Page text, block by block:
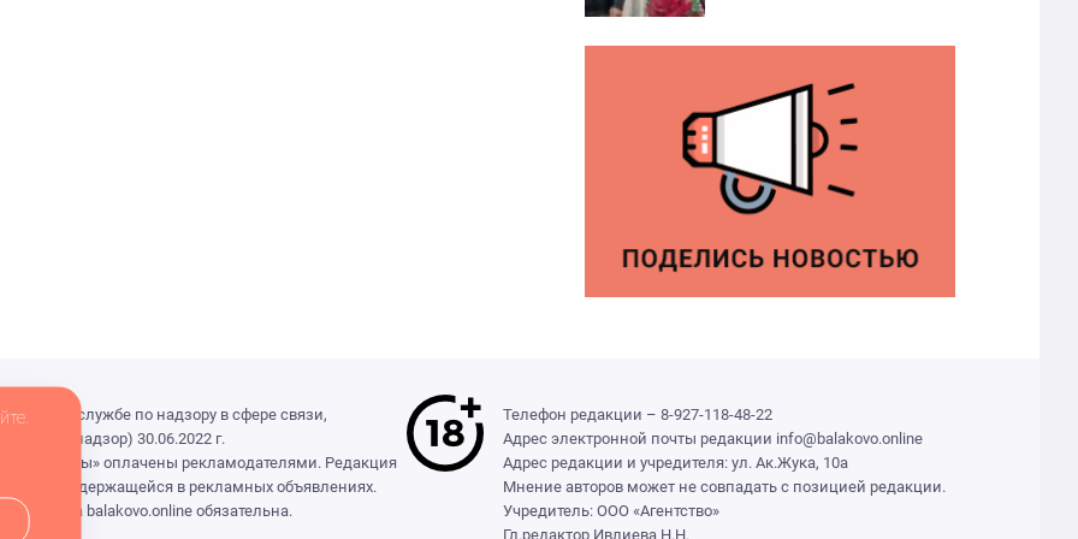
службе по надзору в сфере связи,
30.06.2022 г.
«Выборы» оплачены рекламодателями. Редакция
содержащейся в рекламных объявлениях.
на balakovo.online обязательна.
Телефон редакции – 8-927-118-48-22
Адрес электронной почты редакции info@balakovo.online
Адрес редакции и учредителя: ул. Ак.Жука, 10а
Мнение авторов может не совпадать с позицией редакции.
Учредитель: ООО «Агентство»
Гл.редактор Ивлиева Н.Н.